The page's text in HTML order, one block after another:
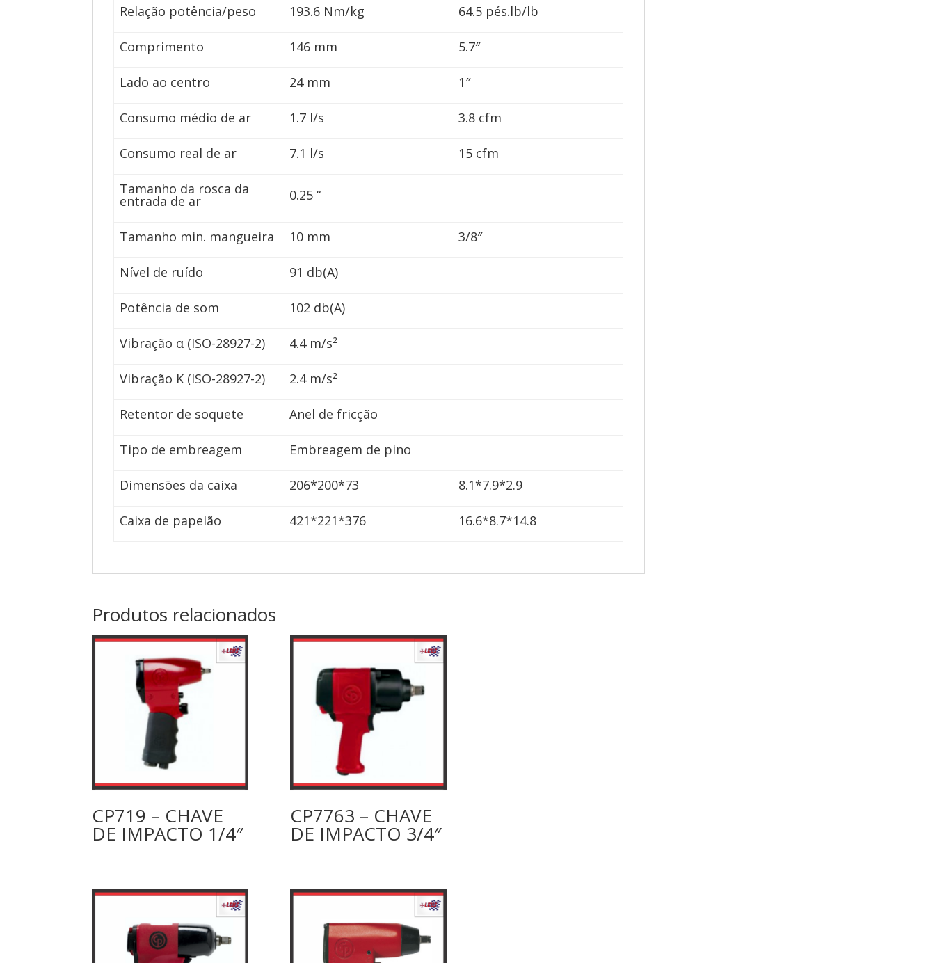
Relação potência/peso 193.6 Nm/kg 64.5 pés.lb/lb
Comprimento 146 mm 5.7″
Lado ao centro 24 mm 1″
Consumo médio de ar 1.7 l/s 3.8 cfm
Consumo real de ar 7.1 l/s 15 cfm
Tamanho da rosca da
entrada de ar 0.25 “
Tamanho min. mangueira 10 mm 3/8″
Nível de ruído 91 db(A)
Potência de som 102 db(A)
Vibração α (ISO-28927-2) 4.4 m/s²
Vibração K (ISO-28927-2) 2.4 m/s²
Retentor de soquete Anel de fricção
Tipo de embreagem Embreagem de pino
Dimensões da caixa 206*200*73 8.1*7.9*2.9
Caixa de papelão 421*221*376 16.6*8.7*14.8
Produtos relacionados
CP719 – CHAVE
DE IMPACTO 1/4″
CP7763 – CHAVE
DE IMPACTO 3/4″